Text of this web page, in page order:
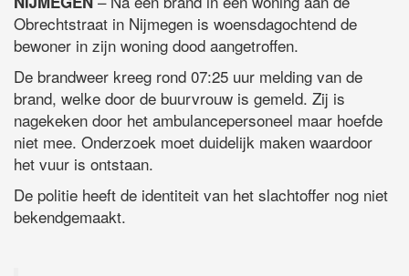
Obrechtstraat in Nijmegen is woensdagochtend de
bewoner in zijn woning dood aangetroffen.
De brandweer kreeg rond 07:25 uur melding van de
brand, welke door de buurvrouw is gemeld. Zij is
nagekeken door het ambulancepersoneel maar hoefde
niet mee. Onderzoek moet duidelijk maken waardoor
het vuur is ontstaan.
De politie heeft de identiteit van het slachtoffer nog niet
bekendgemaakt.